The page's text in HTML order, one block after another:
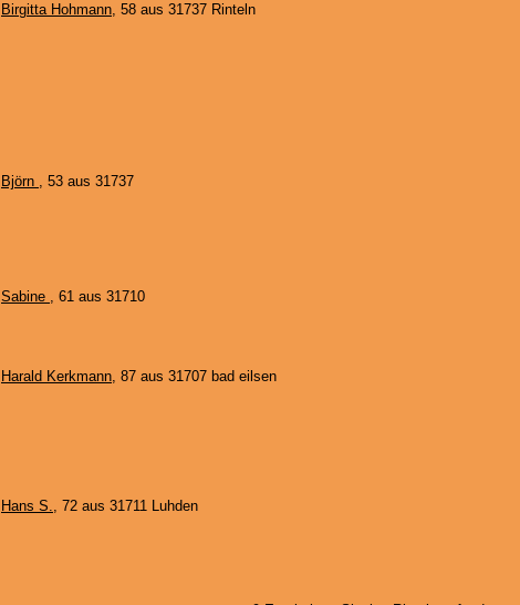
Birgitta Hohmann, 58 aus 31737 Rinteln
Björn , 53 aus 31737
Sabine , 61 aus 31710
Harald Kerkmann, 87 aus 31707 bad eilsen
Hans S., 72 aus 31711 Luhden